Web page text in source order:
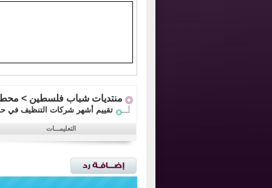
منتديات شباب فلسطين >
تقييم أشهر شركات التنظيف في
التعليمـــات